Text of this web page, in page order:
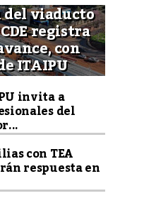
viaducto
registra
con
ITAIPU
invita a
del
con TEA
respuesta en